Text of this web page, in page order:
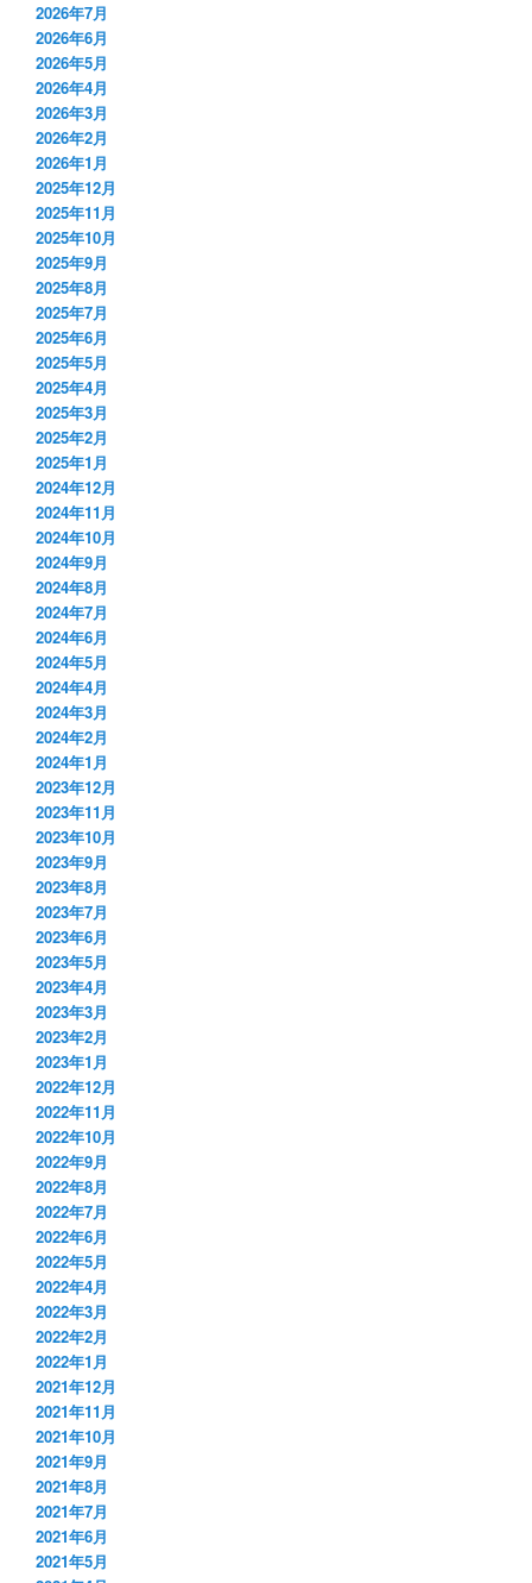
2026年7月
2026年6月
2026年5月
2026年4月
2026年3月
2026年2月
2026年1月
2025年12月
2025年11月
2025年10月
2025年9月
2025年8月
2025年7月
2025年6月
2025年5月
2025年4月
2025年3月
2025年2月
2025年1月
2024年12月
2024年11月
2024年10月
2024年9月
2024年8月
2024年7月
2024年6月
2024年5月
2024年4月
2024年3月
2024年2月
2024年1月
2023年12月
2023年11月
2023年10月
2023年9月
2023年8月
2023年7月
2023年6月
2023年5月
2023年4月
2023年3月
2023年2月
2023年1月
2022年12月
2022年11月
2022年10月
2022年9月
2022年8月
2022年7月
2022年6月
2022年5月
2022年4月
2022年3月
2022年2月
2022年1月
2021年12月
2021年11月
2021年10月
2021年9月
2021年8月
2021年7月
2021年6月
2021年5月